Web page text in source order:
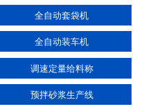
全自动套袋机
全自动装车机
调速定量给料称
预拌砂浆生产线